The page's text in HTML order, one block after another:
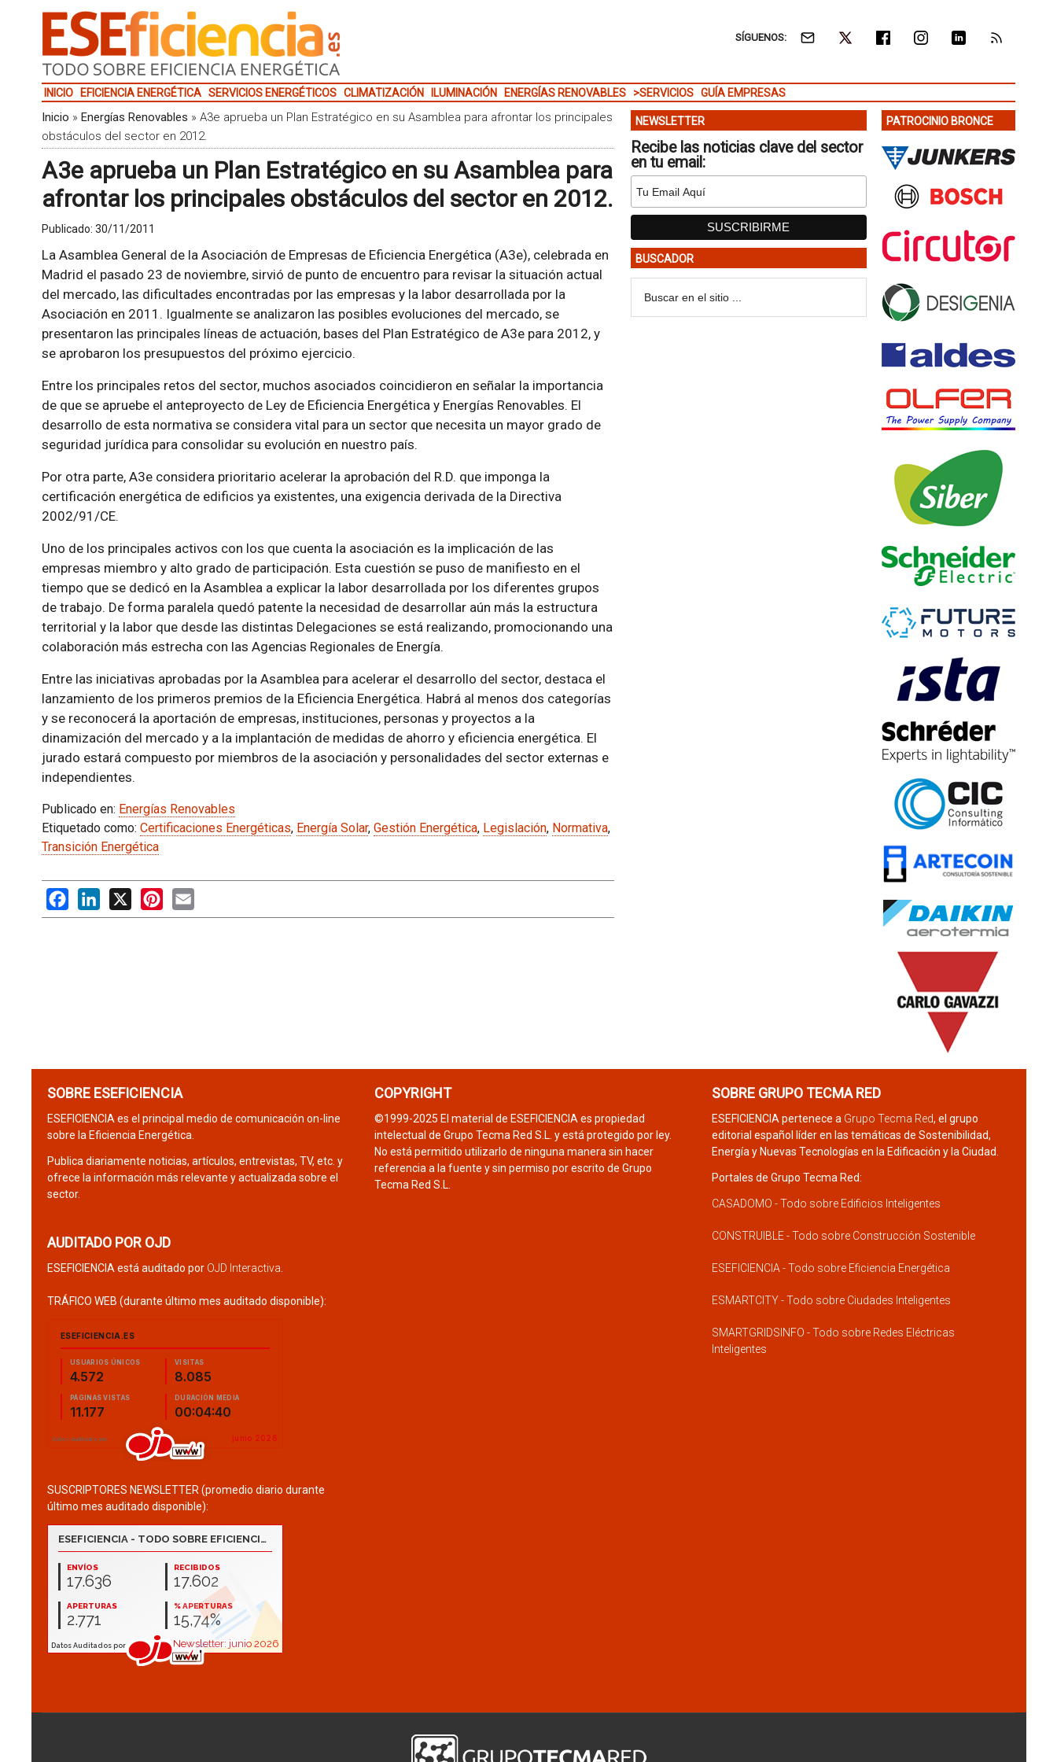
SÍGUENOS:
INICIO EFICIENCIA ENERGÉTICA SERVICIOS ENERGÉTICOS CLIMATIZACIÓN ILUMINACIÓN ENERGÍAS RENOVABLES >SERVICIOS GUÍA EMPRESAS
Inicio » Energías Renovables » A3e aprueba un Plan Estratégico en su Asamblea para afrontar los principales
obstáculos del sector en 2012.
A3e aprueba un Plan Estratégico en su Asamblea para
afrontar los principales obstáculos del sector en 2012.
Publicado: 30/11/2011
La Asamblea General de la Asociación de Empresas de Eficiencia Energética (A3e), celebrada en
Madrid el pasado 23 de noviembre, sirvió de punto de encuentro para revisar la situación actual
del mercado, las dificultades encontradas por las empresas y la labor desarrollada por la
Asociación en 2011. Igualmente se analizaron las posibles evoluciones del mercado, se
presentaron las principales líneas de actuación, bases del Plan Estratégico de A3e para 2012, y
se aprobaron los presupuestos del próximo ejercicio.
Entre los principales retos del sector, muchos asociados coincidieron en señalar la importancia
de que se apruebe el anteproyecto de Ley de Eficiencia Energética y Energías Renovables. El
desarrollo de esta normativa se considera vital para un sector que necesita un mayor grado de
seguridad jurídica para consolidar su evolución en nuestro país.
Por otra parte, A3e considera prioritario acelerar la aprobación del R.D. que imponga la
certificación energética de edificios ya existentes, una exigencia derivada de la Directiva
2002/91/CE.
Uno de los principales activos con los que cuenta la asociación es la implicación de las
empresas miembro y alto grado de participación. Esta cuestión se puso de manifiesto en el
tiempo que se dedicó en la Asamblea a explicar la labor desarrollada por los diferentes grupos
de trabajo. De forma paralela quedó patente la necesidad de desarrollar aún más la estructura
territorial y la labor que desde las distintas Delegaciones se está realizando, promocionando una
colaboración más estrecha con las Agencias Regionales de Energía.
Entre las iniciativas aprobadas por la Asamblea para acelerar el desarrollo del sector, destaca el
lanzamiento de los primeros premios de la Eficiencia Energética. Habrá al menos dos categorías
y se reconocerá la aportación de empresas, instituciones, personas y proyectos a la
dinamización del mercado y a la implantación de medidas de ahorro y eficiencia energética. El
jurado estará compuesto por miembros de la asociación y personalidades del sector externas e
independientes.
Publicado en: Energías Renovables
Etiquetado como: Certificaciones Energéticas, Energía Solar, Gestión Energética, Legislación, Normativa,
Transición Energética
FacebookLinkedIn
X PinterestEmail
NEWSLETTER
Recibe las noticias clave del sector
en tu email:
BUSCADOR
PATROCINIO BRONCE
SOBRE ESEFICIENCIA
ESEFICIENCIA es el principal medio de comunicación on-line
sobre la Eficiencia Energética.
Publica diariamente noticias, artículos, entrevistas, TV, etc. y
ofrece la información más relevante y actualizada sobre el
sector.
AUDITADO POR OJD
ESEFICIENCIA está auditado por OJD Interactiva
TRÁFICO WEB (durante último mes auditado disponible):
SUSCRIPTORES NEWSLETTER (promedio diario durante
último mes auditado disponible):
COPYRIGHT
©1999-2025 El material de ESEFICIENCIA es propiedad
intelectual de Grupo Tecma Red S.L. y está protegido por ley.
No está permitido utilizarlo de ninguna manera sin hacer
referencia a la fuente y sin permiso por escrito de Grupo
Tecma Red S.L.
SOBRE GRUPO TECMA RED
ESEFICIENCIA pertenece a Grupo Tecma Red, el grupo
editorial español líder en las temáticas de Sostenibilidad,
Energía y Nuevas Tecnologías en la Edificación y la Ciudad.
Portales de Grupo Tecma Red:
CASADOMO - Todo sobre Edificios Inteligentes
CONSTRUIBLE - Todo sobre Construcción Sostenible
ESEFICIENCIA - Todo sobre Eficiencia Energética
ESMARTCITY - Todo sobre Ciudades Inteligentes
SMARTGRIDSINFO - Todo sobre Redes Eléctricas
Inteligentes